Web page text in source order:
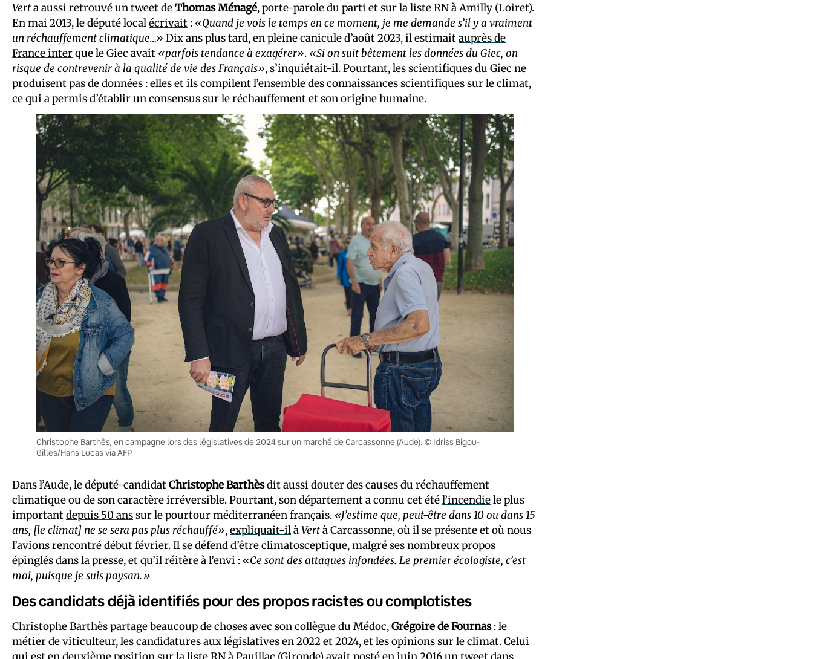
Verta aussi retrouvé un tweet deThomas Ménagé, porte-parole du parti et sur la liste RN à Amilly (Loiret).
En mai 2013, le député localécrivait : «Quand je vois le temps en ce moment, je me demande s’il y a vraiment
un réchauffement climatique…» Dix ans plus tard, en pleine canicule d’août 2023, il estimaitauprès de
France interque le Giec avait «parfois tendance à exagérer». «Si on suit bêtement les données du Giec, on
risque de contrevenir à la qualité de vie des Français», s’inquiétait-il. Pourtant, les scientifiques du Giec ne
produisent pas de données : elles et ils compilent l’ensemble des connaissances scientifiques sur le climat,
ce qui a permis d’établir un consensus sur le réchauffement et son origine humaine.
Christophe Barthès, en campagne lors des législatives de 2024 sur un marché de Carcassonne (Aude). © Idriss Bigou-
Gilles/Hans Lucas via AFP
Dans l’Aude, le député-candidatChristophe Barthèsdit aussi douter des causes du réchauffement
climatique ou de son caractère irréversible. Pourtant, son département a connu cet étél’incendiele plus
importantdepuis 50 anssur le pourtour méditerranéen français. «J’estime que, peut-être dans 10 ou dans 15
ans, [le climat] ne se sera pas plus réchauffé»,expliquait-ilàVertà Carcassonne, où il se présente et où nous
l’avions rencontré début février. Il se défend d’être climatosceptique, malgré ses nombreux propos
épinglésdans la presse, et qu’il réitère à l’envi : «Ce sont des attaques infondées. Le premier écologiste, c’est
moi, puisque je suis paysan.»
Des candidats déjà identifiés pour des propos racistes ou complotistes
Christophe Barthès partage beaucoup de choses avec son collègue du Médoc,Grégoire de Fournas: le
métier de viticulteur, les candidatures aux législatives en 2022et 2024, et les opinions sur le climat. Celui